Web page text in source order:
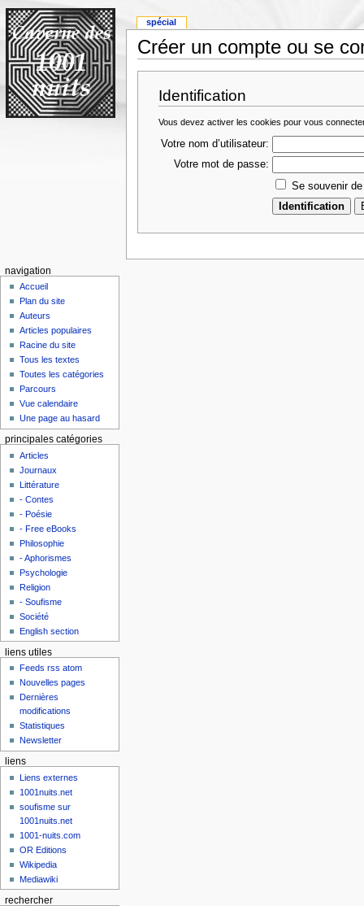
Créer un compte ou se
Identification
Vous devez activer les cookies pour vous
Votre nom d’utilisateur:
Votre mot de passe:
Se souvenir
spécial
navigation
Accueil
Plan du site
Auteurs
Articles populaires
Racine du site
Tous les textes
Toutes les catégories
Parcours
Vue calendaire
Une page au hasard
principales catégories
Articles
Journaux
Littérature
- Contes
- Poésie
- Free eBooks
Philosophie
- Aphorismes
Psychologie
Religion
- Soufisme
Société
English section
liens utiles
Feeds rss atom
Nouvelles pages
Dernières
modifications
Statistiques
Newsletter
liens
Liens externes
1001nuits.net
soufisme sur
1001nuits.net
1001-nuits.com
OR Editions
Wikipedia
Mediawiki
rechercher